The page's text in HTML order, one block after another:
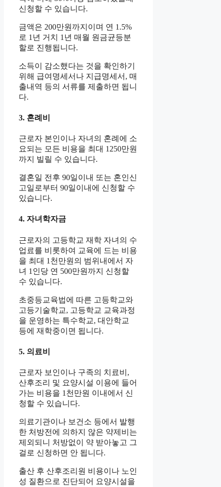
신청할 수 있습니다.
금액은 200만원까지이며 연 1.5%
로 1년 거치 1년 매월 원금균등분
할로 진행됩니다.
소득이 감소했다는 것을 확인하기
위해 급여명세서나 지급명세서, 매
출내역 등의 서류를 제출하면 됩니
다.
3. 혼례비
근로자 본인이나 자녀의 혼례에 소
요되는 모든 비용을 최대 1250만원
까지 빌릴 수 있습니다.
결혼일 전후 90일이내 또는 혼인신
고일로부터 90일이내에 신청할 수
있습니다.
4. 자녀학자금
근로자의 고등학교 재학 자녀의 수
업료를 비롯하여 교육에 드는 비용
을 최대 1천만원의 범위내에서 자
녀 1인당 연 500만원까지 신청할
수 있습니다.
초중등교육법에 따른 고등학교와
고등기술학교, 고등학교 교육과정
을 운영하는 특수학교, 대안학교
등에 재학중이면 됩니다.
5. 의료비
근로자 보인이나 구족의 치료비,
산후조리 및 요양시설 이용에 들어
가는 비용을 1천만원 이내에서 신
청할 수 있습니다.
의료기관이나 보건소 등에서 발행
한 처방전에 의하지 않은 약제비는
제외되니 처방없이 약 받아놓고 그
걸로 신청하면 안 됩니다.
출산 후 산후조리원 비용이나 노인
성 질환으로 진단되어 요양시설을